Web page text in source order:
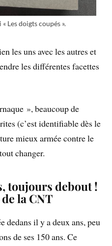
Les doigts coupés ».
les uns avec les autres et
les différentes facettes
», beaucoup de
(c’est identifiable dès le
mieux armée contre le
changer.
toujours debout !
de la CNT
dedans il y a deux ans, peu
de ses 150 ans. Ce